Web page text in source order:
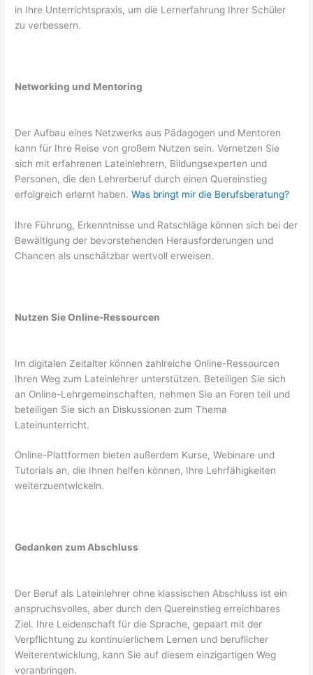
in Ihre Unterrichtspraxis, um die Lernerfahrung Ihrer Schüler
zu verbessern.
Networking und Mentoring
Der Aufbau eines Netzwerks aus Pädagogen und Mentoren
kann für Ihre Reise von großem Nutzen sein. Vernetzen Sie
sich mit erfahrenen Lateinlehrern, Bildungsexperten und
Personen, die den Lehrerberuf durch einen Quereinstieg
erfolgreich erlernt haben.Was bringt mir die Berufsberatung?
Ihre Führung, Erkenntnisse und Ratschläge können sich bei der
Bewältigung der bevorstehenden Herausforderungen und
Chancen als unschätzbar wertvoll erweisen.
Nutzen Sie Online-Ressourcen
Im digitalen Zeitalter können zahlreiche Online-Ressourcen
Ihren Weg zum Lateinlehrer unterstützen. Beteiligen Sie sich
an Online-Lehrgemeinschaften, nehmen Sie an Foren teil und
beteiligen Sie sich an Diskussionen zum Thema
Lateinunterricht.
Online-Plattformen bieten außerdem Kurse, Webinare und
Tutorials an, die Ihnen helfen können, Ihre Lehrfähigkeiten
weiterzuentwickeln.
Gedanken zum Abschluss
Der Beruf als Lateinlehrer ohne klassischen Abschluss ist ein
anspruchsvolles, aber durch den Quereinstieg erreichbares
Ziel. Ihre Leidenschaft für die Sprache, gepaart mit der
Verpflichtung zu kontinuierlichem Lernen und beruflicher
Weiterentwicklung, kann Sie auf diesem einzigartigen Weg
voranbringen.